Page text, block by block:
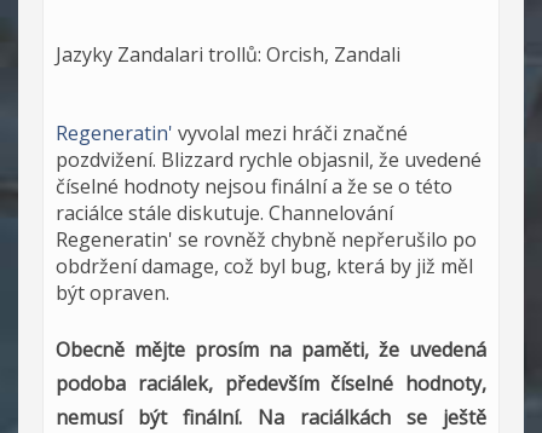
Jazyky Zandalari trollů: Orcish, Zandali
Regeneratin' vyvolal mezi hráči značné
pozdvižení. Blizzard rychle objasnil, že uvedené
číselné hodnoty nejsou finální a že se o této
raciálce stále diskutuje. Channelování
Regeneratin' se rovněž chybně nepřerušilo po
obdržení damage, což byl bug, která by již měl
být opraven.
Obecně mějte prosím na paměti, že uvedená
podoba raciálek, především číselné hodnoty,
nemusí být finální. Na raciálkách se ještě